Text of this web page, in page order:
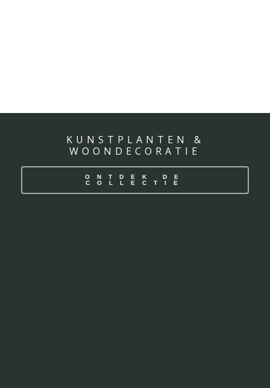
KUNSTPLANTEN &
WOONDECORATIE
ONTDEK DE
COLLECTIE